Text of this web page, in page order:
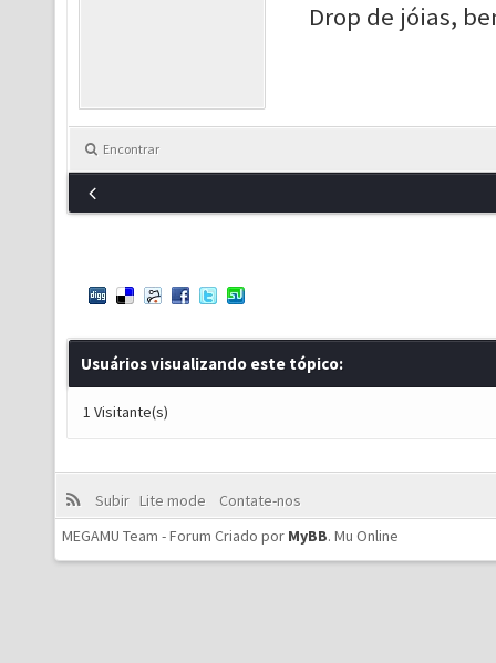
Drop de jóias,
Encontrar
Usuários visualizando este tópico:
1 Visitante(s)
Subir Lite mode
Contate-nos
MEGAMU Team - Forum Criado por MyBB. Mu Online